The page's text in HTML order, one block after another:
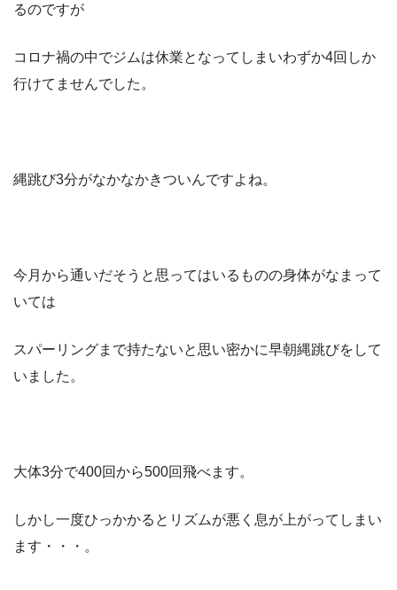
るのですが
コロナ禍の中でジムは休業となってしまいわずか4回しか
行けてませんでした。
縄跳び3分がなかなかきついんですよね。
今月から通いだそうと思ってはいるものの身体がなまって
いては
スパーリングまで持たないと思い密かに早朝縄跳びをして
いました。
大体3分で400回から500回飛べます。
しかし一度ひっかかるとリズムが悪く息が上がってしまい
ます・・・。